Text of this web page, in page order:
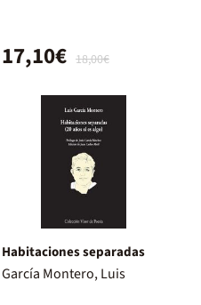
18,00€
17,10€
Habitaciones separadas
García Montero, Luis